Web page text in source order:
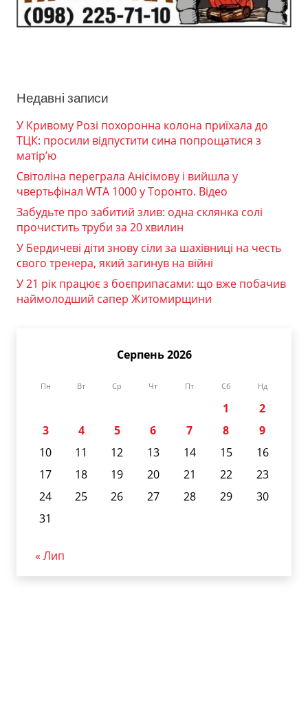
Недавні записи
У Кривому Розі похоронна колона приїхала до
ТЦК: просили відпустити сина попрощатися з
матір’ю
Світоліна переграла Анісімову і вийшла у
чвертьфінал WTA 1000 у Торонто. Відео
Забудьте про забитий злив: одна склянка солі
прочистить труби за 20 хвилин
У Бердичеві діти знову сіли за шахівниці на честь
свого тренера, який загинув на війні
У 21 рік працює з боєприпасами: що вже побачив
наймолодший сапер Житомирщини
Серпень 2026
Пн Вт Ср Чт Пт Сб Нд
1
2
3
4 5 6 7 8
9
10
11 12 13 14 15
16
17
18 19 20 21 22
23
24
25 26 27 28 29
30
31
« Лип